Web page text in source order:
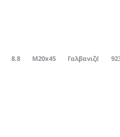
8.8 Μ20x45 Γαλβανιζέ